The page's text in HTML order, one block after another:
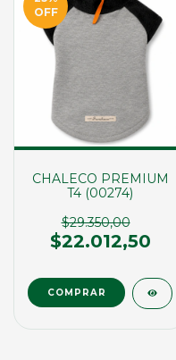
OFF
CHALECO PREMIUM
T4 (00274)
$29.350,00
$22.012,50
COMPRAR